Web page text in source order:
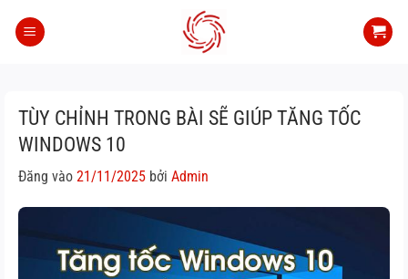
qua
TÙY CHỈNH TRONG BÀI SẼ GIÚP TĂNG TỐC
WINDOWS 10
Đăng vào 21/11/2025 bởi Admin